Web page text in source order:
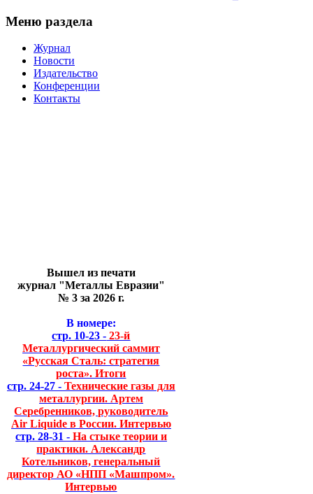
Меню раздела
Журнал
Новости
Издательство
Конференции
Контакты
Вышел из печати
журнал "Металлы Евразии"
№ 3 за 2026 г.
В номере:
стр. 10-23 - 23-й
Металлургический саммит
«Русская Сталь: стратегия
роста». Итоги
стр. 24-27 - Технические газы для
металлургии. Артем
Серебренников, руководитель
Air Liquide в России. Интервью
стр. 28-31 - На стыке теории и
практики. Александр
Котельников, генеральный
директор АО «НПП «Машпром».
Интервью